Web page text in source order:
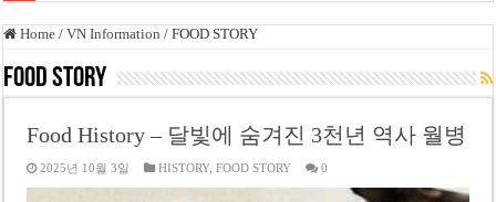
쩐 타인 먼 베트남 국회의장 “외교 성과, 국가 위상 제고에 크게 기여”
베트남 은행 분기 순이익 1조 동 시대…비엣콤뱅크 등 5곳 돌파
PNJ, 다이아몬드 밀수 여파에 2분기 적자… 10월 임시 주총 개최
팜 녓 브엉 빈그룹 회장 딸, 그룹 계열사 경영에 첫 등장
Home / VN Information / FOOD STORY
FOOD STORY
Food History – 달빛에 숨겨진 3천년 역사 월병
2025년 10월 3일 HISTORY,FOOD STORY 0